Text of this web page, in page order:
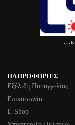
ΠΛΗΡΟΦΟΡΊΕΣ
Εξέλιξη Παραγγελίας
Επικοινωνία
Ε-Shop